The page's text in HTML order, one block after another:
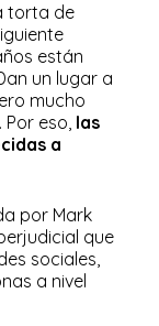
torta de
están
un lugar a
mucho
eso, las
a
por Mark
que
sociales,
a nivel